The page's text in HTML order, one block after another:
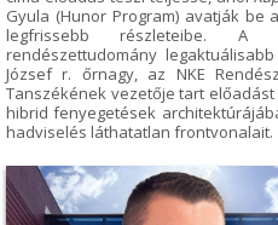
Gyula (Hunor Program) avatják be
legfrissebb részleteibe. A
rendészettudomány
József r. őrnagy, az NKE
Tanszékének vezetője tart
hibrid fenyegetések
hadviselés láthatatlan frontvonalait.